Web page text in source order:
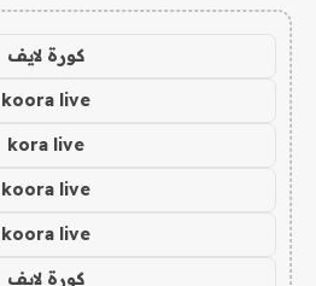
كورة لايف
koora live
kora live
koora live
koora live
كورة لايف